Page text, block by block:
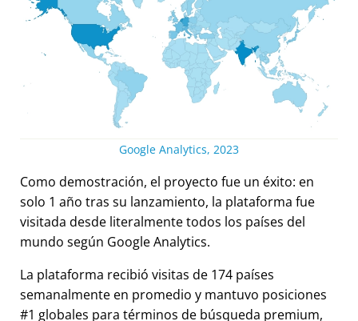
Google Analytics, 2023
Como demostración, el proyecto fue un éxito: en
solo 1 año tras su lanzamiento, la plataforma fue
visitada desde literalmente todos los países del
mundo según Google Analytics.
La plataforma recibió visitas de 174 países
semanalmente en promedio y mantuvo posiciones
#1 globales para términos de búsqueda premium,